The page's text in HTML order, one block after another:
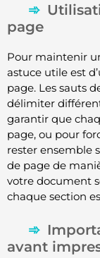
page
Pour maintenir
astuce utile est
page. Les sauts
délimiter
garantir que
page, ou pour
rester ensemble
de page de
votre document
chaque section
avant